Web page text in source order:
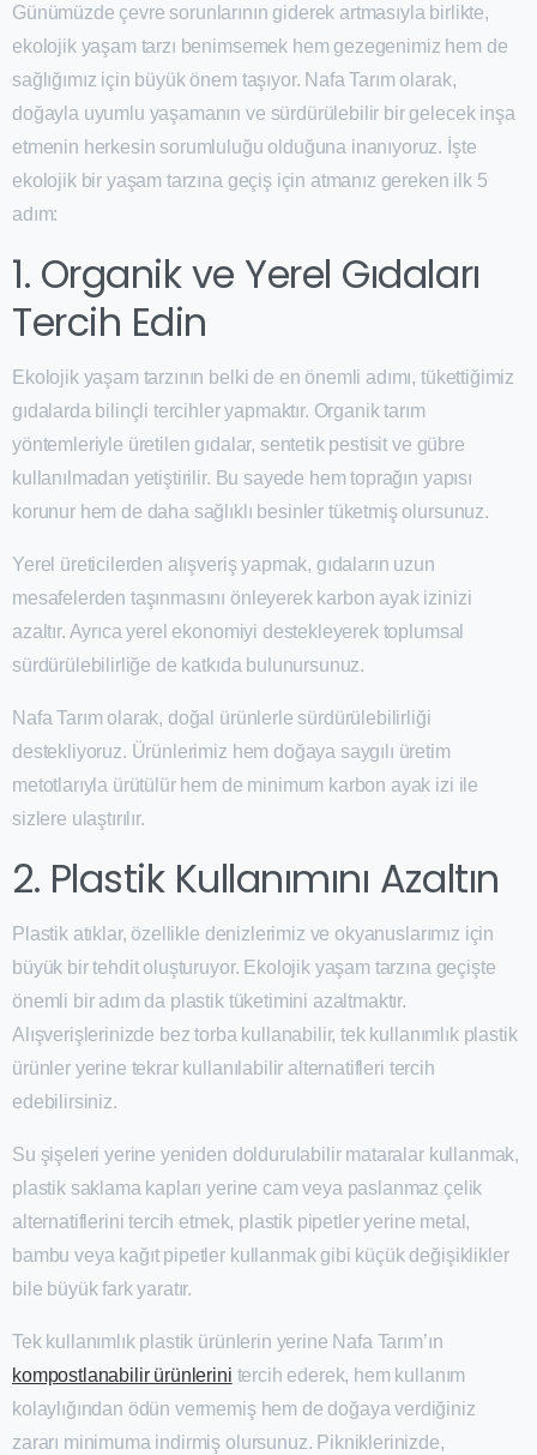
Günümüzde çevre sorunlarının giderek artmasıyla birlikte,
ekolojik yaşam tarzı benimsemek hem gezegenimiz hem de
sağlığımız için büyük önem taşıyor. Nafa Tarım olarak,
doğayla uyumlu yaşamanın ve sürdürülebilir bir gelecek inşa
etmenin herkesin sorumluluğu olduğuna inanıyoruz. İşte
ekolojik bir yaşam tarzına geçiş için atmanız gereken ilk 5
adım:
1. Organik ve Yerel Gıdaları
Tercih Edin
Ekolojik yaşam tarzının belki de en önemli adımı, tükettiğimiz
gıdalarda bilinçli tercihler yapmaktır. Organik tarım
yöntemleriyle üretilen gıdalar, sentetik pestisit ve gübre
kullanılmadan yetiştirilir. Bu sayede hem toprağın yapısı
korunur hem de daha sağlıklı besinler tüketmiş olursunuz.
Yerel üreticilerden alışveriş yapmak, gıdaların uzun
mesafelerden taşınmasını önleyerek karbon ayak izinizi
azaltır. Ayrıca yerel ekonomiyi destekleyerek toplumsal
sürdürülebilirliğe de katkıda bulunursunuz.
Nafa Tarım olarak, doğal ürünlerle sürdürülebilirliği
destekliyoruz. Ürünlerimiz hem doğaya saygılı üretim
metotlarıyla ürütülür hem de minimum karbon ayak izi ile
sizlere ulaştırılır.
2. Plastik Kullanımını Azaltın
Plastik atıklar, özellikle denizlerimiz ve okyanuslarımız için
büyük bir tehdit oluşturuyor. Ekolojik yaşam tarzına geçişte
önemli bir adım da plastik tüketimini azaltmaktır.
Alışverişlerinizde bez torba kullanabilir, tek kullanımlık plastik
ürünler yerine tekrar kullanılabilir alternatifleri tercih
edebilirsiniz.
Su şişeleri yerine yeniden doldurulabilir mataralar kullanmak,
plastik saklama kapları yerine cam veya paslanmaz çelik
alternatiflerini tercih etmek, plastik pipetler yerine metal,
bambu veya kağıt pipetler kullanmak gibi küçük değişiklikler
bile büyük fark yaratır.
Tek kullanımlık plastik ürünlerin yerine Nafa Tarım’ın
kompostlanabilir ürünlerini tercih ederek, hem kullanım
kolaylığından ödün vermemiş hem de doğaya verdiğiniz
zararı minimuma indirmiş olursunuz. Pikniklerinizde,